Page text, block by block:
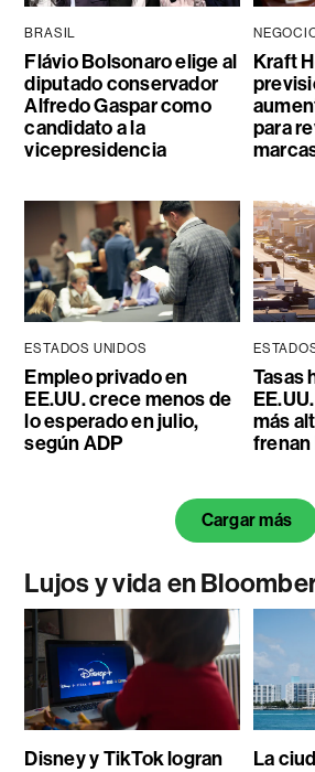
BRASIL
Flávio Bolsonaro elige al
diputado conservador
Alfredo Gaspar como
candidato a la
vicepresidencia
Kraft
para
ESTADOS UNIDOS
Empleo privado en
EE.UU. crece menos de
lo esperado en julio,
según ADP
Tasas
más
frenan
Cargar más
Lujos y vida en
Disney y TikTok logran
La